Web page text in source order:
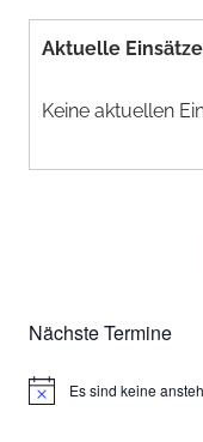
Aktuelle
Keine aktuellen
Nächste Termine
HinweisEs sind keine